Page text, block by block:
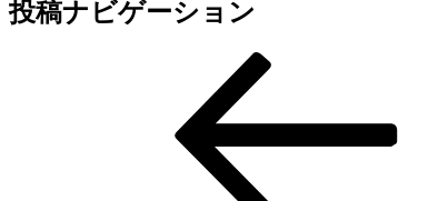
投稿ナビゲーション